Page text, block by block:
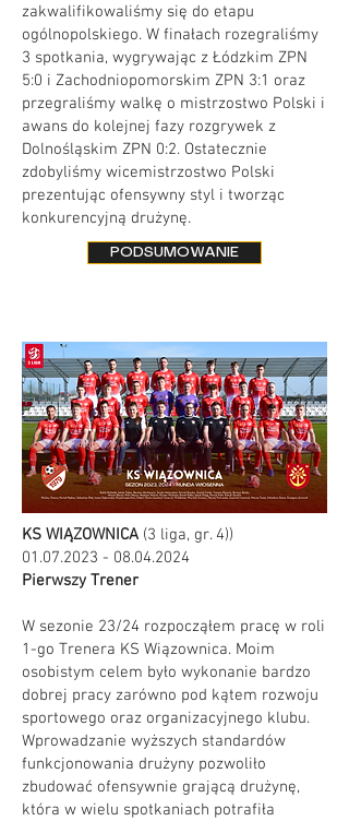
zakwalifikowaliśmy się do etapu
ogólnopolskiego. W finałach rozegraliśmy
3 spotkania, wygrywając z Łódzkim ZPN
5:0 i Zachodniopomorskim ZPN 3:1 oraz
przegraliśmy walkę o mistrzostwo Polski i
awans do kolejnej fazy rozgrywek z
Dolnośląskim ZPN 0:2. Ostatecznie
zdobyliśmy wicemistrzostwo Polski
prezentując ofensywny styl i tworząc
konkurencyjną drużynę.
PODSUMOWANIE
KS WIĄZOWNICA (3 liga, gr. 4))
01.07.2023 - 08.04.2024
Pierwszy Trener
W sezonie 23/24 rozpocząłem pracę w roli
1-go Trenera KS Wiązownica. Moim
osobistym celem było wykonanie bardzo
dobrej pracy zarówno pod kątem rozwoju
sportowego oraz organizacyjnego klubu.
Wprowadzanie wyższych standardów
funkcjonowania drużyny pozwoliło
zbudować ofensywnie grającą drużynę,
która w wielu spotkaniach potrafiła